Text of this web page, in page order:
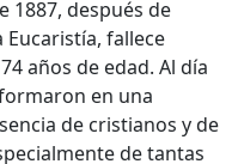
1887, después de
fallece
años de edad. Al día
en una
de cristianos y de
de tantas